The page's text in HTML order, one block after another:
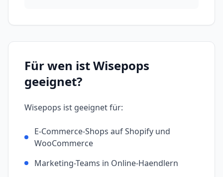
Für wen istWisepops
geeignet?
Wisepops ist geeignet für:
E-Commerce-Shops auf Shopify und
WooCommerce
Marketing-Teams in Online-Haendlern